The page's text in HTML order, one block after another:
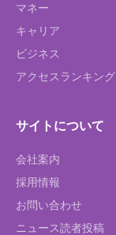
マネー
キャリア
ビジネス
アクセスランキング
サイトについて
会社案内
採用情報
お問い合わせ
ニュース読者投稿